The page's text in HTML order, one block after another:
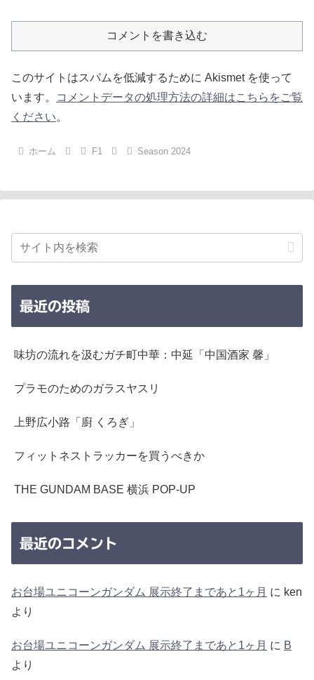
コメントを書き込む
このサイトはスパムを低減するために Akismet を使って
います。
コメントデータの処理方法の詳細はこちらをご覧
ください。
ホーム F1 Season 2024
最近の投稿
味坊の流れを汲むガチ町中華：中延「中国酒家 馨」
プラモのためのガラスヤスリ
上野広小路「廚 くろぎ」
フィットネストラッカーを買うべきか
THE GUNDAM BASE 横浜 POP-UP
最近のコメント
お台場ユニコーンガンダム 展示終了まであと1ヶ月 に ken
より
お台場ユニコーンガンダム 展示終了まであと1ヶ月 に B
より